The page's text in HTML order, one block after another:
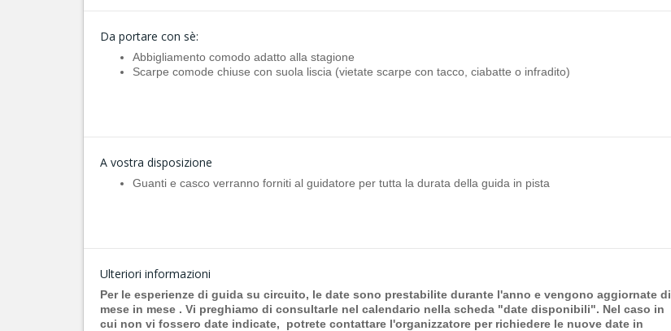
Da portare con sè:
Abbigliamento comodo adatto alla stagione
Scarpe comode chiuse con suola liscia (vietate scarpe con tacco, ciabatte o infradito)
A vostra disposizione
Guanti e casco verranno forniti al guidatore per tutta la durata della guida in pista
Ulteriori informazioni
Per le esperienze di guida su circuito, le date sono prestabilite durante l'anno e vengono aggiornate di
mese in mese . Vi preghiamo di consultarle nel calendario nella scheda "date disponibili". Nel caso in
cui non vi fossero date indicate, potrete contattare l'organizzatore per richiedere le nuove date in